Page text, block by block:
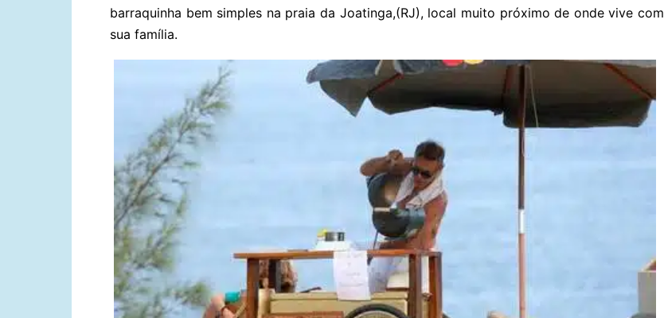
barraquinha bem simples na praia da Joatinga,(RJ), local muito próximo de onde vive com
sua família.